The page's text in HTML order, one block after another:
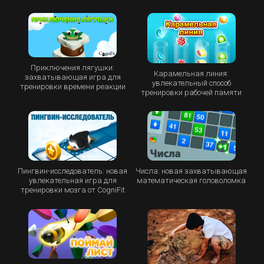
Приключения лягушки:
захватывающая игра для
тренировки времени реакции
Карамельная линия:
увлекательный способ
тренировки рабочей памяти
Пингвин-исследователь: новая
увлекательная игра для
тренировки мозга от CogniFit
Числа: новая захватывающая
математическая головоломка